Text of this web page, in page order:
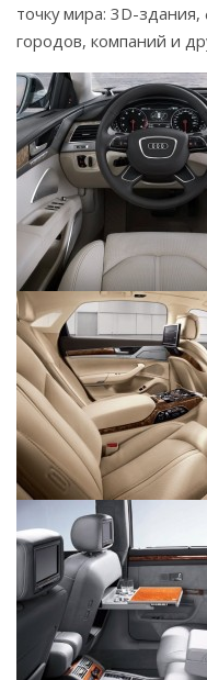
точку мира: 3D-
городов, компаний и